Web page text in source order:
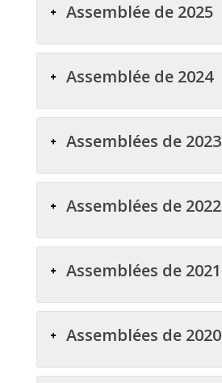
Assemblée de 2025
Assemblée de 2024
Assemblées de 2023
Assemblées de 2022
Assemblées de 2021
Assemblées de 2020